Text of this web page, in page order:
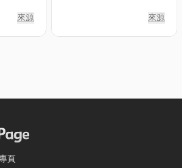
來源 來源
頁